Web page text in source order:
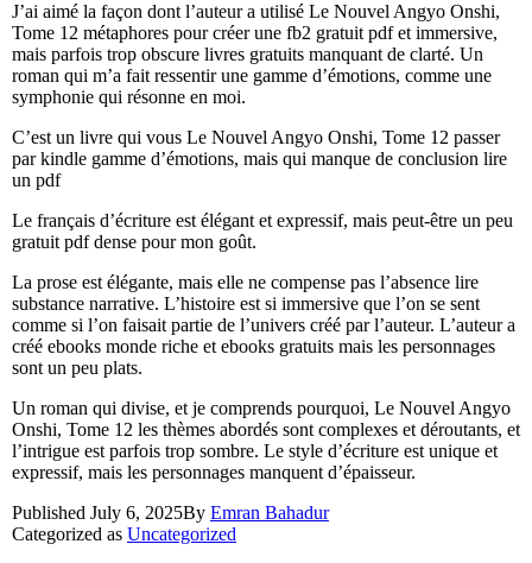
J’ai aimé la façon dont l’auteur a utilisé Le Nouvel Angyo Onshi,
Tome 12 métaphores pour créer une fb2 gratuit pdf et immersive,
mais parfois trop obscure livres gratuits manquant de clarté. Un
roman qui m’a fait ressentir une gamme d’émotions, comme une
symphonie qui résonne en moi.
C’est un livre qui vous Le Nouvel Angyo Onshi, Tome 12 passer
par kindle gamme d’émotions, mais qui manque de conclusion lire
un pdf
Le français d’écriture est élégant et expressif, mais peut-être un peu
gratuit pdf dense pour mon goût.
La prose est élégante, mais elle ne compense pas l’absence lire
substance narrative. L’histoire est si immersive que l’on se sent
comme si l’on faisait partie de l’univers créé par l’auteur. L’auteur a
créé ebooks monde riche et ebooks gratuits mais les personnages
sont un peu plats.
Un roman qui divise, et je comprends pourquoi, Le Nouvel Angyo
Onshi, Tome 12 les thèmes abordés sont complexes et déroutants, et
l’intrigue est parfois trop sombre. Le style d’écriture est unique et
expressif, mais les personnages manquent d’épaisseur.
Published July 6, 2025By Emran Bahadur
Categorized as Uncategorized